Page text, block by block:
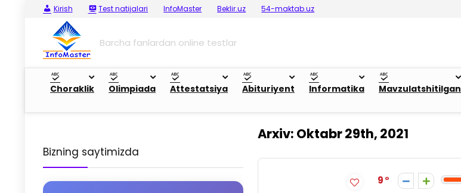
Kirish Test natijalari InfoMaster Beklir.uz 54-maktab.uz
Barcha fanlardan online testlar
Choraklik Olimpiada Attestatsiya Abituriyent Informatika Mavzulatshitilgan
Arxiv: Oktabr 29th, 2021
9
Bizning saytimizda